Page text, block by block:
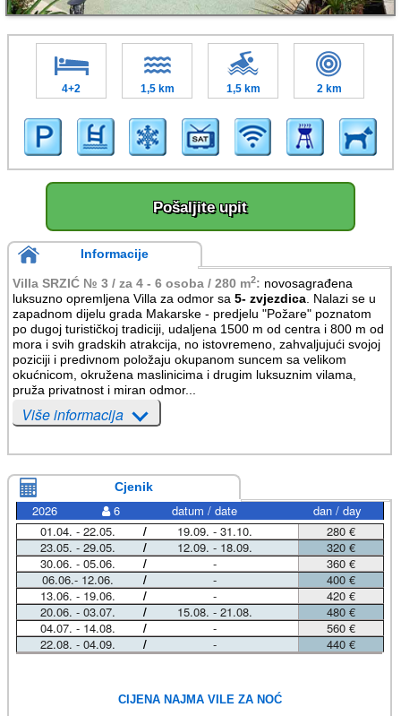
4+2 1,5 km 1,5 km 2 km
Pošaljite upit
Informacije
Villa SRZIĆ № 3 / za 4 - 6 osoba / 280 m2: novosagrađena
luksuzno opremljena Villa za odmor sa5- zvjezdica . Nalazi se u
zapadnom dijelu grada Makarske - predjelu "Požare" poznatom
po dugoj turističkoj tradiciji, udaljena 1500 m od centra i 800 m od
mora i svih gradskih atrakcija, no istovremeno, zahvaljujući svojoj
poziciji i predivnom položaju okupanom suncem sa velikom
okućnicom, okružena maslinicima i drugim luksuznim vilama,
pruža privatnost i miran odmor...
Više informacija
Cjenik
CIJENA NAJMA VILE ZA NOĆ